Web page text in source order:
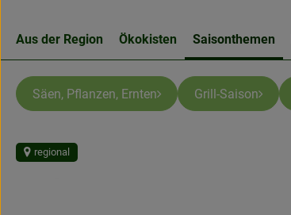
Aus der Region Ökokisten Saisonthemen
Säen, Pflanzen, Ernten Grill-Saison
regional